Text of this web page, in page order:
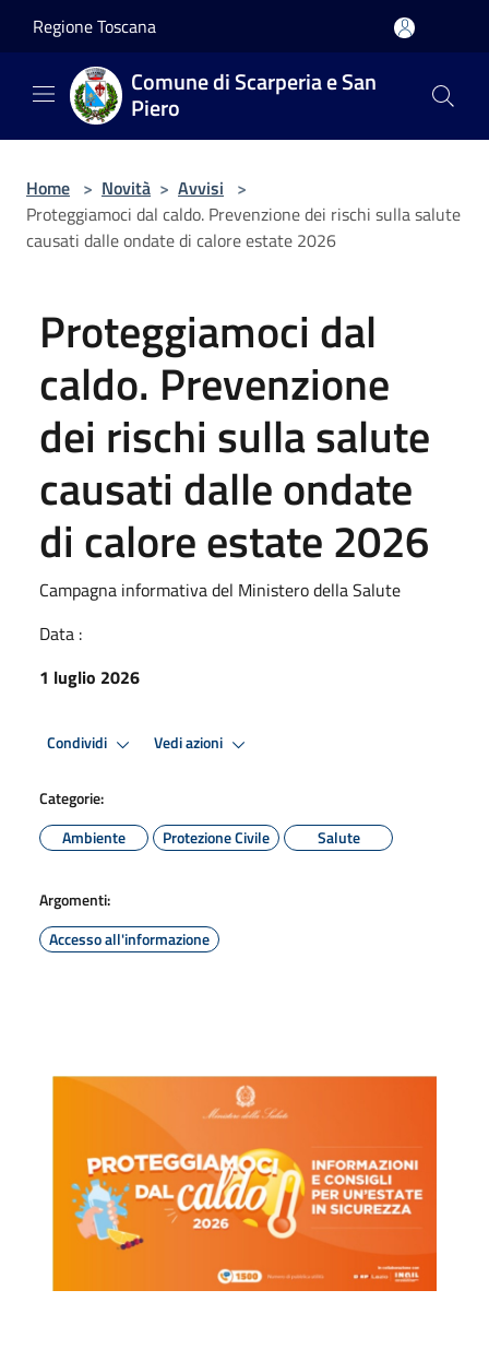
Regione Toscana
Comune di Scarperia e San
Piero
Home > Novità > Avvisi >
Proteggiamoci dal caldo. Prevenzione dei rischi sulla salute
causati dalle ondate di calore estate 2026
Proteggiamoci dal
caldo. Prevenzione
dei rischi sulla salute
causati dalle ondate
di calore estate 2026
Campagna informativa del Ministero della Salute
Data :
1 luglio 2026
Condividi Vedi azioni
Categorie:
Ambiente
Protezione Civile Salute
Argomenti:
Accesso all'informazione